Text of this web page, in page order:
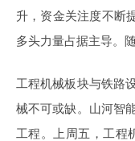
升，资金关注度不断
多头力量占据主导。
工程机械板块与铁路
械不可或缺。山河智
工程。上周五，工程